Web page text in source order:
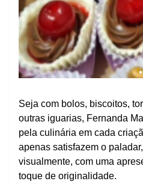
Seja com bolos, biscoitos,
outras iguarias, Fernanda
pela culinária em cada
apenas satisfazem o
visualmente, com uma
toque de originalidade.